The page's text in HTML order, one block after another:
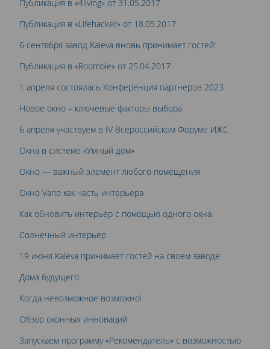
Публикация в «4living» от 31.05.2017
Публикация в «Lifehacker» от 18.05.2017
6 сентября завод Kaleva вновь принимает гостей!
Публикация в «Roomble» от 25.04.2017
1 апреля состоялась Конференция партнеров 2023
Новое окно – ключевые факторы выбора
6 апреля участвуем в IV Всероссийском Форуме ИЖС
Окна в системе «Умный дом»
Окно — важный элемент любого помещения
Окно Vario как часть интерьера
Как обновить интерьер с помощью одного окна
Солнечный интерьер
19 июня Kaleva принимает гостей на своем заводе
Дома будущего
Когда невозможное возможно!
Обзор оконных инноваций
Запускаем программу «Рекомендатель» с возможностью